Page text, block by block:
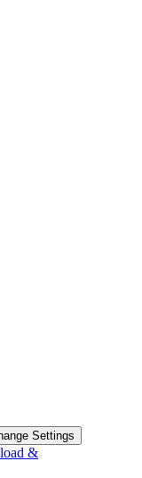
Settings
&